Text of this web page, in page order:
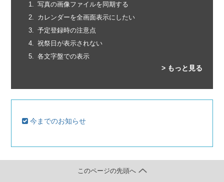
写真の画像ファイルを同期する
カレンダーを全画面表示にしたい
予定登録時の注意点
祝祭日が表示されない
各文字盤での表示
> もっと見る
今までのお知らせ
このページの先頭へ